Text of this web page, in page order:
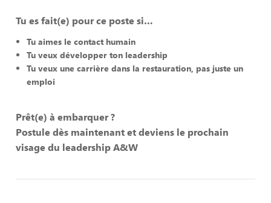
Tu es fait(e) pour ce poste si…
Tu aimes le contact humain
Tu veux développer ton leadership
Tu veux une carrière dans la restauration, pas juste un
emploi
Prêt(e) à embarquer ?
Postule dès maintenant et deviens le prochain
visage du leadership A&W